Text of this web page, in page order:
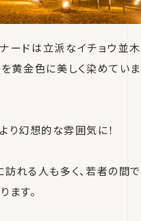
ードは立派なイチョウ並木
黄金色に美しく染めていま
り幻想的な雰囲気に！
れる人も多く、若者の間で
ます。